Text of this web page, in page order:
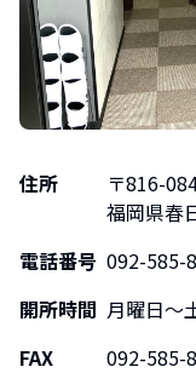
住所 〒816-
福岡県春
電話番号 092-585-
開所時間 月曜日〜
FAX
092-585-